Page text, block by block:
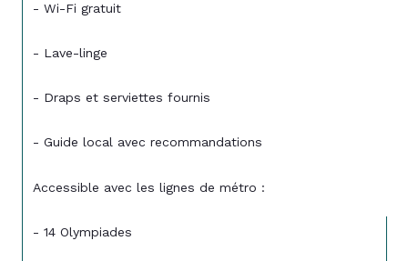
- Wi-Fi gratuit
- Lave-linge
- Draps et serviettes fournis
- Guide local avec recommandations
Accessible avec les lignes de métro :
- 14 Olympiades